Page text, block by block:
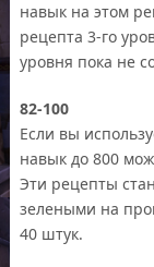
навык на этом
рецепта 3-го
уровня пока не
82-100
Если вы
навык до 800
Эти рецепты
зелеными на
40 штук.